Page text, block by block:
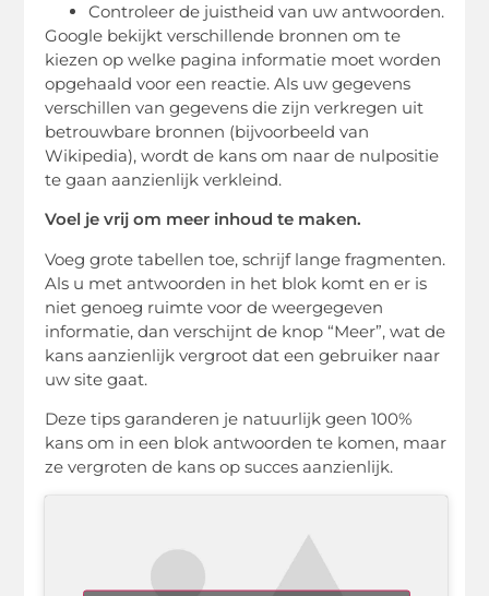
Controleer de juistheid van uw antwoorden.
Google bekijkt verschillende bronnen om te
kiezen op welke pagina informatie moet worden
opgehaald voor een reactie. Als uw gegevens
verschillen van gegevens die zijn verkregen uit
betrouwbare bronnen (bijvoorbeeld van
Wikipedia), wordt de kans om naar de nulpositie
te gaan aanzienlijk verkleind.
Voel je vrij om meer inhoud te maken.
Voeg grote tabellen toe, schrijf lange fragmenten.
Als u met antwoorden in het blok komt en er is
niet genoeg ruimte voor de weergegeven
informatie, dan verschijnt de knop “Meer”, wat de
kans aanzienlijk vergroot dat een gebruiker naar
uw site gaat.
Deze tips garanderen je natuurlijk geen 100%
kans om in een blok antwoorden te komen, maar
ze vergroten de kans op succes aanzienlijk.